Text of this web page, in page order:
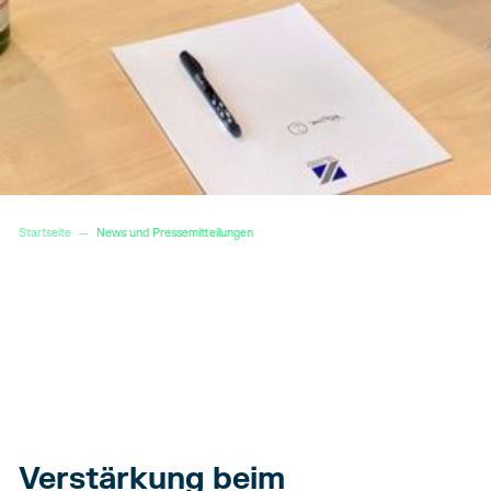
Startseite — News und Pressemitteilungen
Verstärkung beim